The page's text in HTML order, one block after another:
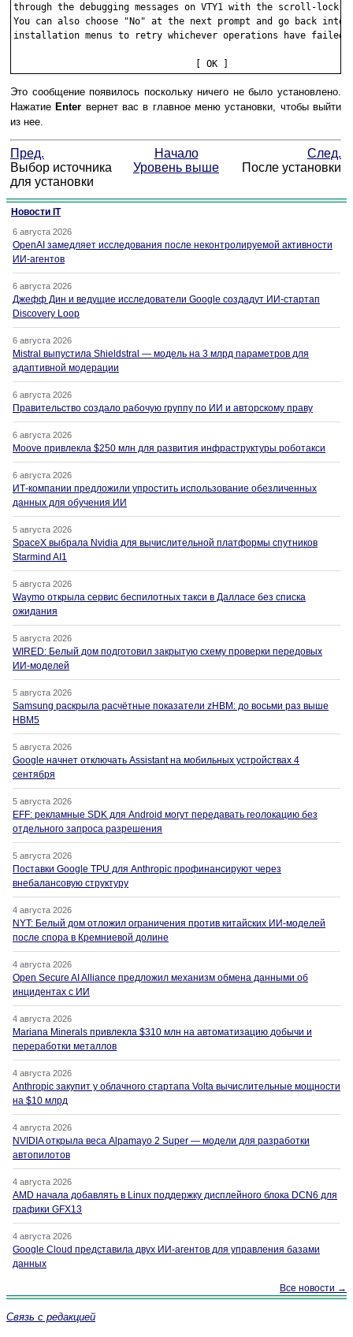
through the debugging messages on VTY1 with the scroll-lock
You can also choose "No" at the next prompt and go back into
installation menus to retry whichever operations have
Это сообщение появилось поскольку ничего не было установлено.
Нажатие Enter вернет вас в главное меню установки, чтобы выйти
из нее.
Пред. Начало
След.
Выбор источника
для установки
Уровень выше После установки
Новости IT
6 августа 2026
OpenAI замедляет исследования после неконтролируемой активности
ИИ-агентов
6 августа 2026
Джефф Дин и ведущие исследователи Google создадут ИИ-стартап
Discovery Loop
6 августа 2026
Mistral выпустила Shieldstral — модель на 3 млрд параметров для
адаптивной модерации
6 августа 2026
Правительство создало рабочую группу по ИИ и авторскому праву
6 августа 2026
Moove привлекла $250 млн для развития инфраструктуры роботакси
6 августа 2026
ИТ-компании предложили упростить использование обезличенных
данных для обучения ИИ
5 августа 2026
SpaceX выбрала Nvidia для вычислительной платформы спутников
Starmind AI1
5 августа 2026
Waymo открыла сервис беспилотных такси в Далласе без списка
ожидания
5 августа 2026
WIRED: Белый дом подготовил закрытую схему проверки передовых
ИИ-моделей
5 августа 2026
Samsung раскрыла расчётные показатели zHBM: до восьми раз выше
HBM5
5 августа 2026
Google начнет отключать Assistant на мобильных устройствах 4
сентября
5 августа 2026
EFF: рекламные SDK для Android могут передавать геолокацию без
отдельного запроса разрешения
5 августа 2026
Поставки Google TPU для Anthropic профинансируют через
внебалансовую структуру
4 августа 2026
NYT: Белый дом отложил ограничения против китайских ИИ-моделей
после спора в Кремниевой долине
4 августа 2026
Open Secure AI Alliance предложил механизм обмена данными об
инцидентах с ИИ
4 августа 2026
Mariana Minerals привлекла $310 млн на автоматизацию добычи и
переработки металлов
4 августа 2026
Anthropic закупит у облачного стартапа Volta вычислительные мощности
на $10 млрд
4 августа 2026
NVIDIA открыла веса Alpamayo 2 Super — модели для разработки
автопилотов
4 августа 2026
AMD начала добавлять в Linux поддержку дисплейного блока DCN6 для
графики GFX13
4 августа 2026
Google Cloud представила двух ИИ-агентов для управления базами
данных
Все новости →
Связь с редакцией